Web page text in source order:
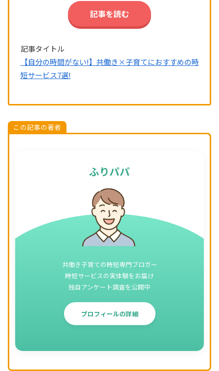
記事を読む
記事タイトル
【自分の時間がない!】共働き×子育てにおすすめの時
短サービス7選!
この記事の著者
ふりパパ
共働き子育ての時短専門ブロガー
時短サービスの実体験をお届け
独自アンケート調査を公開中
プロフィールの詳細